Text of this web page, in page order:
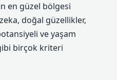
en güzel bölgesi
doğal güzellikler,
ve yaşam
birçok kriteri